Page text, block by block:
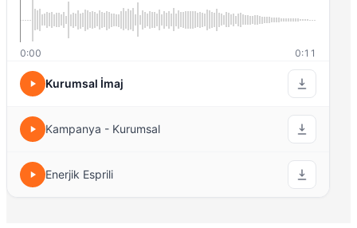
0:00 0:11
Kurumsal İmaj
Kampanya - Kurumsal
Enerjik Esprili